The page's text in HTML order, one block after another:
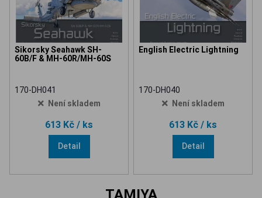
Sikorsky Seahawk SH-
60B/F & MH-60R/MH-60S
170-DH041
Není skladem
613 Kč / ks
Detail
English Electric Lightning
170-DH040
Není skladem
613 Kč / ks
Detail
TAMIYA